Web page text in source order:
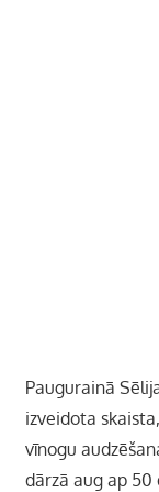
Paugurainā
izveidota
vīnogu
dārzā aug ap 50